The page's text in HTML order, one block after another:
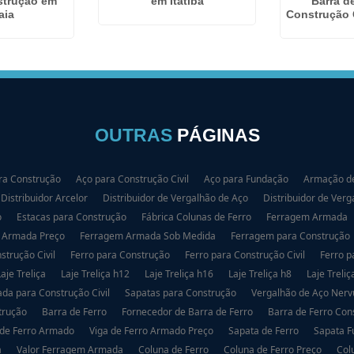
Construção
OUTRAS PÁGINAS
Construção Aço para Construção Civil Aço para Fundação Armação
Distribuidor Arcelor Distribuidor de Vergalhão de Aço Distribuidor de
Estacas para Construção Fábrica Colunas de Ferro Ferragem Armada
Preço Ferragem Armada Sob Medida Ferragem para Construção
Civil Ferro para Construção Ferro para Construção Civil Ferro
Treliça Laje Treliça h12 Laje Treliça h16 Laje Treliça h8 Laje
para Construção Civil Sapatas para Construção Vergalhão de Aço
Barra de Ferro Fornecedor de Barra de Ferro Barra de Ferro
Ferro Armado Viga de Ferro Armado Preço Sapata de Ferro Sapata
Valor Ferragem Armada Coluna de Ferro Coluna de Ferro Preço